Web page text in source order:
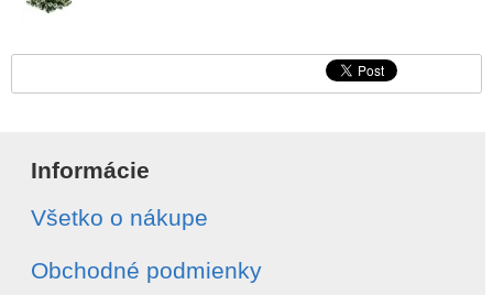
Informácie
Všetko o nákupe
Obchodné podmienky